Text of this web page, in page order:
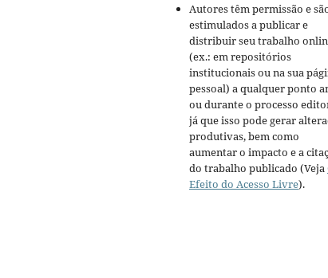
Autores têm permissão e
estimulados a publicar e
distribuir seu trabalho
(ex.: em repositórios
institucionais ou na sua
pessoal) a qualquer ponto
ou durante o processo
já que isso pode gerar
produtivas, bem como
aumentar o impacto e a
do trabalho publicado (Veja
Efeito do Acesso Livre).